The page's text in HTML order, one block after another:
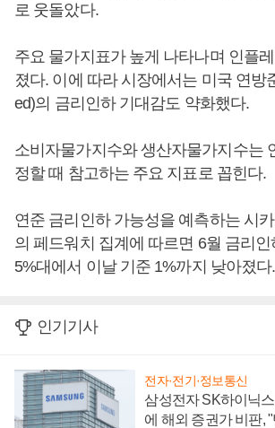
로 웃돌았다.
주요 물가지표가 높게 나타나며 인플
졌다. 이에 따라 시장에서는 미국 연방
ed)의 금리인하 기대감도 약화했다.
소비자물가지수와 생산자물가지수는
정할 때 참고하는 주요 지표로 꼽힌다.
연준 금리인하 가능성을 예측하는 시
의 페드워치 집계에 따르면 6월 금리인
5%대에서 이날 기준 1%까지 낮아졌
인기기사
전자·전기·정보통신
삼성전자 SK하이닉
에 해외 증권가 비판,